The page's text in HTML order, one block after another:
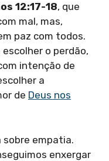
12:17-18, que
mal, mas,
paz com todos.
o perdão,
intenção de
a
de Deus nos
sobre empatia.
enxergar